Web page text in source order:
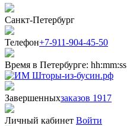
Санкт-Петербург
Телефон+7-911-904-45-50
Время в Петербурге: hh:mm:ss
Завершенныхзаказов 1917
Личный кабинет Войти